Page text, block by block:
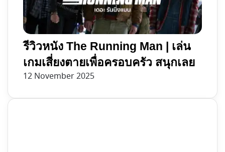
รีวิวหนัง The Running Man | เล่น
เกมเสี่ยงตายเพื่อครอบครัว สนุกเลย
12 November 2025